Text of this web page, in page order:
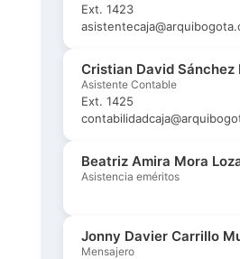
Ext. 1423
Cristian David Sánchez
Asistente Contable
Ext. 1425
Beatriz Amira Mora
Asistencia eméritos
Jonny Davier Carrillo
Mensajero